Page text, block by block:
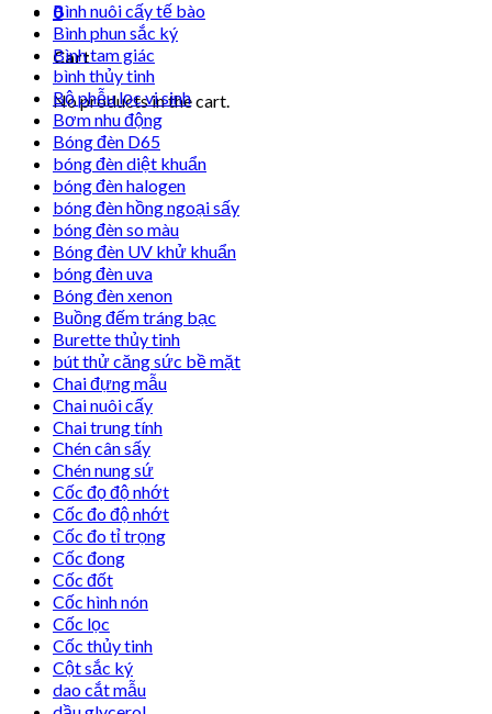
0
Cart
No products in the cart.
Bình nuôi cấy tế bào
Bình phun sắc ký
Bình tam giác
bình thủy tinh
Bộ phễu lọc vi sinh
Bơm nhu động
Bóng đèn D65
bóng đèn diệt khuẩn
bóng đèn halogen
bóng đèn hồng ngoại sấy
bóng đèn so màu
Bóng đèn UV khử khuẩn
bóng đèn uva
Bóng đèn xenon
Buồng đếm tráng bạc
Burette thủy tinh
bút thử căng sức bề mặt
Chai đựng mẫu
Chai nuôi cấy
Chai trung tính
Chén cân sấy
Chén nung sứ
Cốc đọ độ nhớt
Cốc đo độ nhớt
Cốc đo tỉ trọng
Cốc đong
Cốc đốt
Cốc hình nón
Cốc lọc
Cốc thủy tinh
Cột sắc ký
dao cắt mẫu